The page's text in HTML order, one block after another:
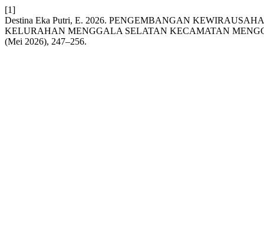
[1]
Destina Eka Putri, E. 2026. PENGEMBANGAN
KELURAHAN MENGGALA SELATAN KECAMATAN
(Mei 2026), 247–256.